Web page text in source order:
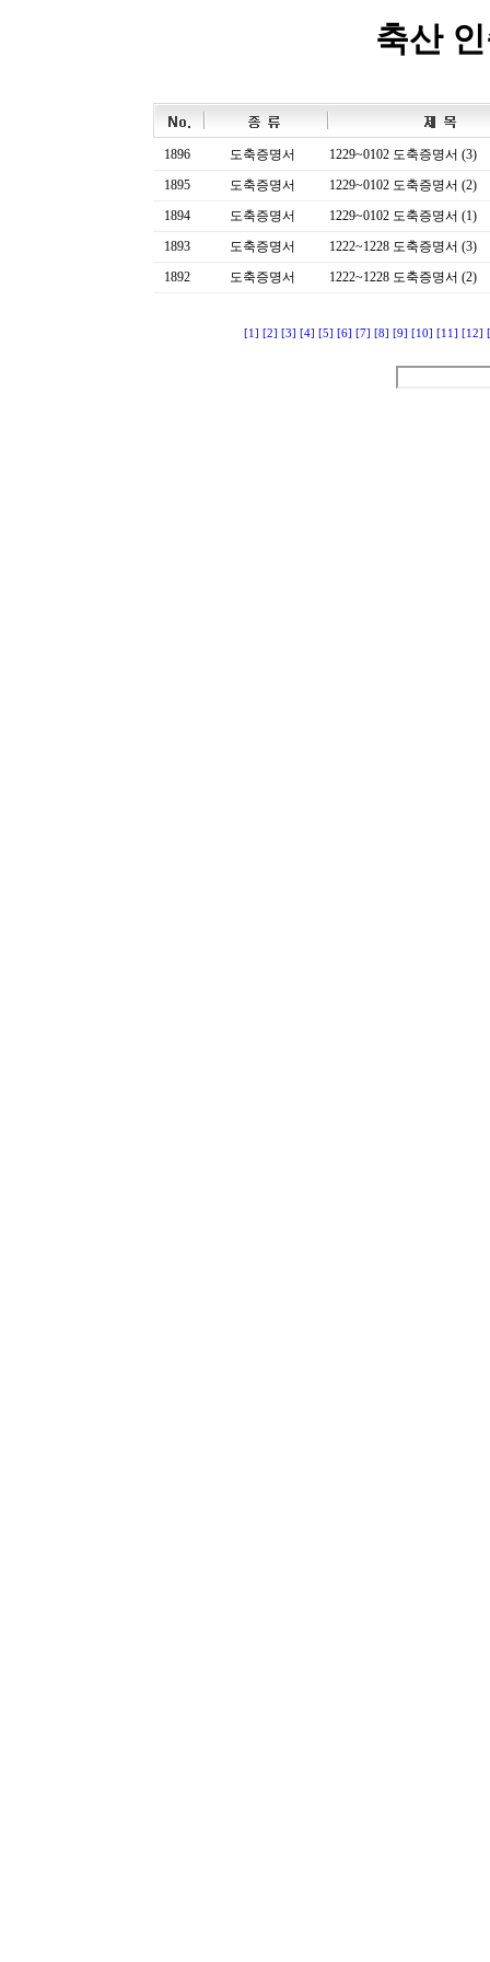
축산
1896 도축증명서
1229~0102 도축증명서 (3)
1895
도축증명서
1229~0102 도축증명서 (2)
1894
도축증명서
1229~0102 도축증명서 (1)
1893
도축증명서
1222~1228 도축증명서 (3)
1892
도축증명서 1222~1228 도축증명서 (2)
[1] [2] [3] [4] [5] [6] [7] [8] [9] [10] [11] [12]